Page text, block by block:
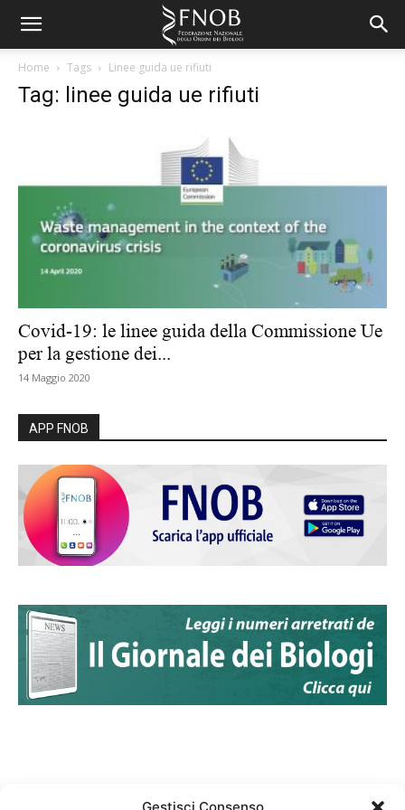
Home Tags Linee guida ue rifiuti
Tag: linee guida ue rifiuti
Covid-19: le linee guida della Commissione Ue
per la gestione dei...
14 Maggio 2020
APP FNOB